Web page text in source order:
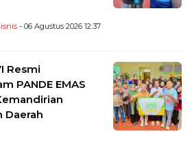
- 06 Agustus 2026 12:37
Resmi
PANDE EMAS
Daerah